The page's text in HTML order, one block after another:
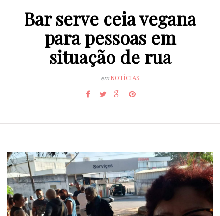
Bar serve ceia vegana
para pessoas em
situação de rua
emNOTÍCIAS